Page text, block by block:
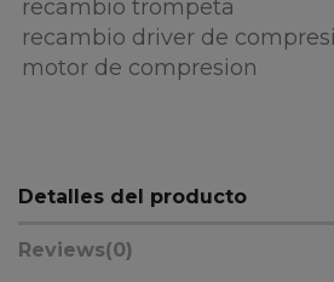
recambio trompeta
recambio driver de
motor de compresion
Detalles del producto
Reviews(0)